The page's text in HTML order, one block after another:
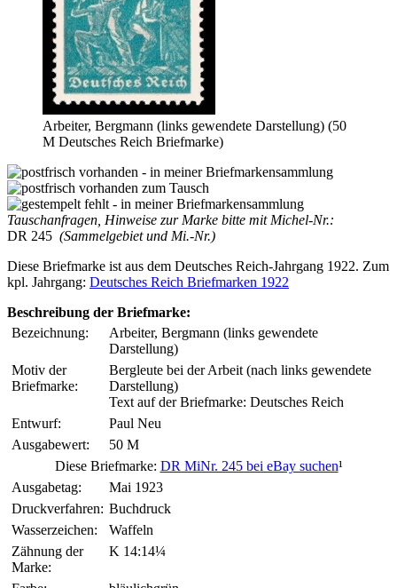
Arbeiter, Bergmann (links gewendete Darstellung) (50
M Deutsches Reich Briefmarke)
Tauschanfragen, Hinweise zur Marke bitte mit Michel-Nr.:
DR 245 (Sammelgebiet und Mi.-Nr.)
Diese Briefmarke ist aus dem Deutsches Reich-Jahrgang 1922. Zum
kpl. Jahrgang: Deutsches Reich Briefmarken 1922
Beschreibung der Briefmarke:
Bezeichnung:
Arbeiter, Bergmann (links gewendete
Darstellung)
Motiv der
Briefmarke:
Bergleute bei der Arbeit (nach links gewendete
Darstellung)
Text auf der Briefmarke: Deutsches Reich
Entwurf:
Paul Neu
Ausgabewert:
50 M
Diese Briefmarke: DR MiNr. 245 bei eBay suchen¹
Ausgabetag:
Mai 1923
Druckverfahren: Buchdruck
Wasserzeichen:
Waffeln
Zähnung der
Marke:
K 14:14¼